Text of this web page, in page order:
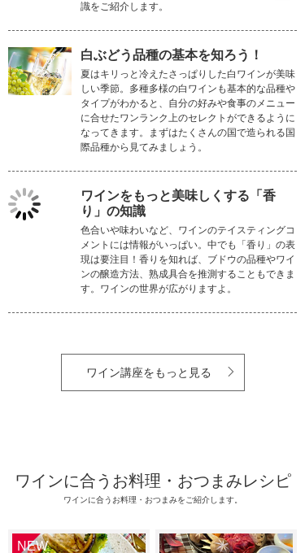
識をご紹介します。
白ぶどう品種の基本を知ろう！
夏はキリっと冷えたさっぱりした白ワインが美味
しい季節。多種多様の白ワインも基本的な品種や
タイプがわかると、自分の好みや食事のメニュー
に合せたワンランク上のセレクトができるように
なってきます。まずはたくさんの国で造られる国
際品種から見てみましょう。
ワインをもっと美味しくする「香
り」の知識
色合いや味わいなど、ワインのテイスティングコ
メントには情報がいっぱい。中でも「香り」の表
現は要注目！香りを知れば、ブドウの品種やワイ
ンの醸造方法、熟成具合を推測することもできま
す。ワインの世界が広がりますよ。
ワイン講座をもっと見る
ワインに合うお料理・おつまみレシピ
ワインに合うお料理・おつまみをご紹介します。